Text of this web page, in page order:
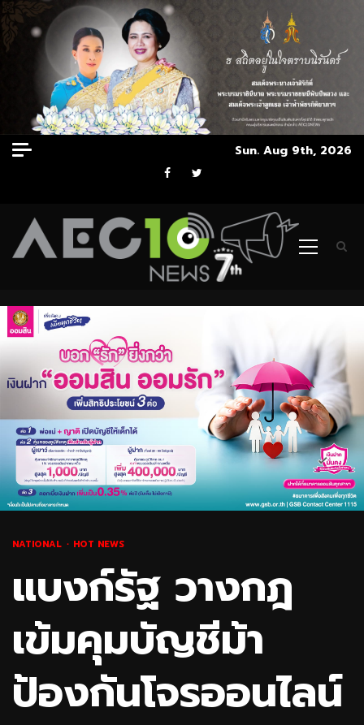
Skip
to
Sun. Aug 9th, 2026
Facebook
Twitter
Primary
NATIONAL HOT NEWS
แบงก์รัฐ วางกฎ
เข้มคุมบัญชีม้า
ป้องกันโจรออนไลน์